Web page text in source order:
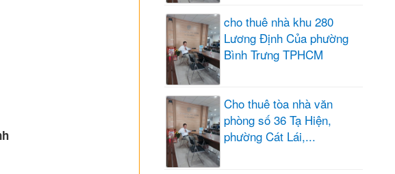
cho thuê nhà khu 280
Lương Định Của phường
Bình Trưng TPHCM
Cho thuê tòa nhà văn
phòng số 36 Tạ Hiện,
phường Cát Lái,...